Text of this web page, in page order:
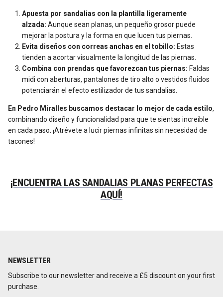
Apuesta por sandalias con la plantilla ligeramente
alzada: Aunque sean planas, un pequeño grosor puede
mejorar la postura y la forma en que lucen tus piernas.
Evita diseños con correas anchas en el tobillo: Estas
tienden a acortar visualmente la longitud de las piernas.
Combina con prendas que favorezcan tus piernas: Faldas
midi con aberturas, pantalones de tiro alto o vestidos fluidos
potenciarán el efecto estilizador de tus sandalias.
En Pedro Miralles buscamos destacar lo mejor de cada estilo,
combinando diseño y funcionalidad para que te sientas increíble
en cada paso. ¡Atrévete a lucir piernas infinitas sin necesidad de
tacones!
¡ENCUENTRA LAS SANDALIAS PLANAS PERFECTAS
AQUÍ!
NEWSLETTER
Subscribe to our newsletter and receive a £5 discount on your first
purchase.